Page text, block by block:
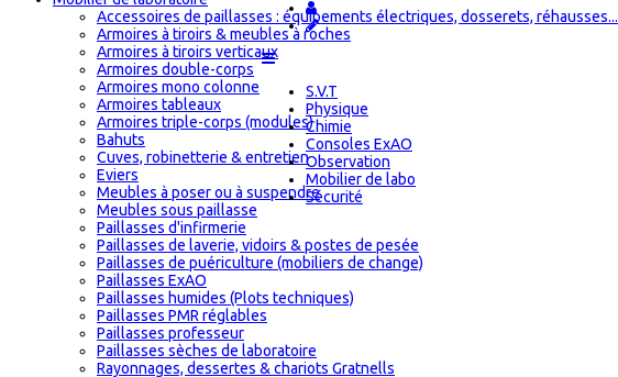
S.V.T
Physique
Chimie
Consoles ExAO
Observation
Mobilier de labo
Sécurité
Accessoires de paillasses : équipements électriques, dosserets, réhausses...
Armoires à tiroirs & meubles à roches
Armoires à tiroirs verticaux
Armoires double-corps
Armoires mono colonne
Armoires tableaux
Armoires triple-corps (modules)
Bahuts
Cuves, robinetterie & entretien
Eviers
Meubles à poser ou à suspendre
Meubles sous paillasse
Paillasses d'infirmerie
Paillasses de laverie, vidoirs & postes de pesée
Paillasses de puériculture (mobiliers de change)
Paillasses ExAO
Paillasses humides (Plots techniques)
Paillasses PMR réglables
Paillasses professeur
Paillasses sèches de laboratoire
Rayonnages, dessertes & chariots Gratnells